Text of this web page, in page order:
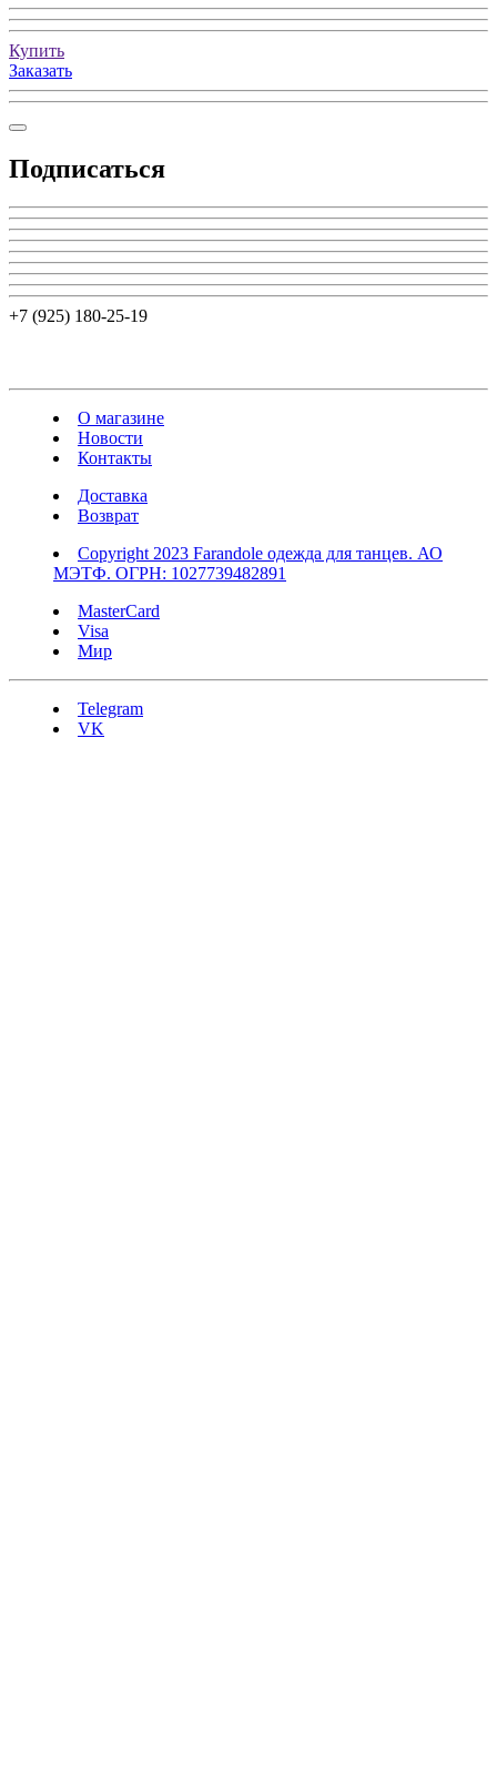
Купить
Заказать
Подписаться
+7 (925) 180-25-19
О магазине
Новости
Контакты
Доставка
Возврат
Copyright 2023 Farandole одежда для танцев. АО
МЭТФ. ОГРН: 1027739482891
MasterCard
Visa
Мир
Telegram
VK